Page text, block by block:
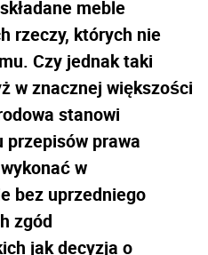
meble
rzeczy, których nie
Czy jednak taki
w znacznej większości
stanowi
przepisów prawa
w
bez uprzedniego
zgód
jak decyzja o